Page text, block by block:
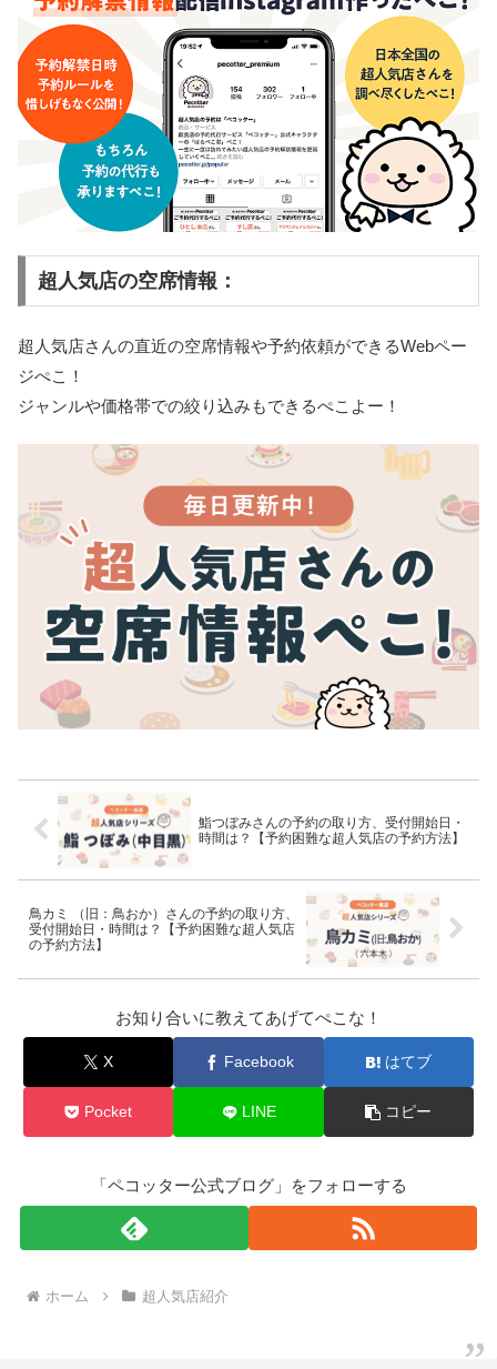
超人気店の空席情報：
超人気店さんの直近の空席情報や予約依頼ができるWebペー
ジぺこ！
ジャンルや価格帯での絞り込みもできるぺこよー！
鮨つぼみさんの予約の取り方、受付開始日・
時間は？【予約困難な超人気店の予約方法】
鳥カミ （旧：鳥おか）さんの予約の取り方、
受付開始日・時間は？【予約困難な超人気店
の予約方法】
お知り合いに教えてあげてぺこな！
X Facebook はてブ
Pocket LINE コピー
「ペコッター公式ブログ」をフォローする
ホーム 超人気店紹介